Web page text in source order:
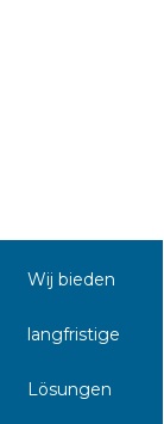
Wij bieden
langfristige
Lösungen